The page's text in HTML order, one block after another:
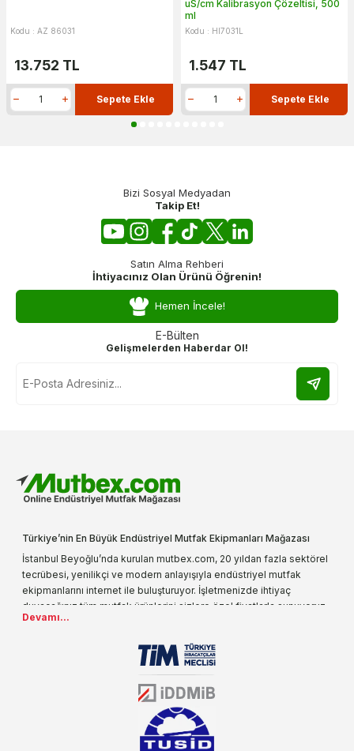
Kodu : AZ 86031
13.752 TL
Sepete Ekle
uS/cm Kalibrasyon Çözeltisi, 500
ml
Kodu : HI7031L
1.547 TL
Sepete Ekle
Bizi Sosyal Medyadan
Takip Et!
Satın Alma Rehberi
İhtiyacınız Olan Ürünü Öğrenin!
Hemen İncele!
E-Bülten
Gelişmelerden Haberdar Ol!
Türkiye’nin En Büyük Endüstriyel Mutfak Ekipmanları Mağazası
İstanbul Beyoğlu’nda kurulan mutbex.com, 20 yıldan fazla sektörel
tecrübesi, yenilikçi ve modern anlayışıyla endüstriyel mutfak
ekipmanlarını internet ile buluşturuyor. İşletmenizde ihtiyaç
duyacağınız tüm mutfak ürünlerini sizlere özel fiyatlarla sunuyoruz.
Endüstriyel mutfak malzemesi deyince akla gelen ilk adreslerden
sektörün farklı alanlarında da faliyet gösteren mutbex.com,
Öztiryakiler resmi bayisidir. Öztiryakiler ürünleri üzerinde büyük bir
donanıma sahip ekibi ile müşterilerine koşulsuz destek sunan
mutbex.com ile endüstriyel mutfak malzemeleri konusunda
alacağınız hizmet standartların her zaman üstünde olacaktır.
Devamı...